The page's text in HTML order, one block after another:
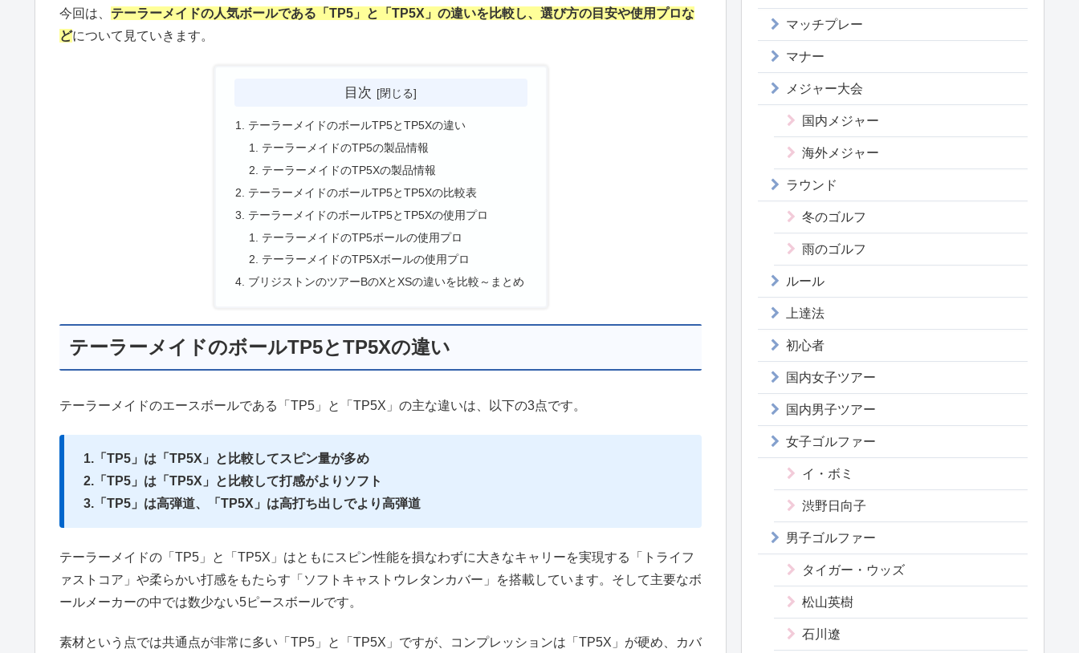
今回は、 テーラーメイドの人気ボールである「TP5」と「TP5X」の違いを比較し、選び方の目安や使用プロな
どについて見ていきます。
目次
テーラーメイドのボールTP5とTP5Xの違い
テーラーメイドのTP5の製品情報
テーラーメイドのTP5Xの製品情報
テーラーメイドのボールTP5とTP5Xの比較表
テーラーメイドのボールTP5とTP5Xの使用プロ
テーラーメイドのTP5ボールの使用プロ
テーラーメイドのTP5Xボールの使用プロ
ブリジストンのツアーBのXとXSの違いを比較～まとめ
テーラーメイドのボールTP5とTP5Xの違い
テーラーメイドのエースボールである「TP5」と「TP5X」の主な違いは、以下の3点です。
1.「TP5」は「TP5X」と比較してスピン量が多め
2.「TP5」は「TP5X」と比較して打感がよりソフト
3.「TP5」は高弾道、「TP5X」は高打ち出しでより高弾道
テーラーメイドの「TP5」と「TP5X」はともにスピン性能を損なわずに大きなキャリーを実現する「トライフ
ァストコア」や柔らかい打感をもたらす「ソフトキャストウレタンカバー」を搭載しています。そして主要なボ
ールメーカーの中では数少ない5ピースボールです。
素材という点では共通点が非常に多い「TP5」と「TP5X」ですが、コンプレッションは「TP5X」が硬め、カバ
マッチプレー
マナー
メジャー大会
国内メジャー
海外メジャー
ラウンド
冬のゴルフ
雨のゴルフ
ルール
上達法
初心者
国内女子ツアー
国内男子ツアー
女子ゴルファー
イ・ボミ
渋野日向子
男子ゴルファー
タイガー・ウッズ
松山英樹
石川遼